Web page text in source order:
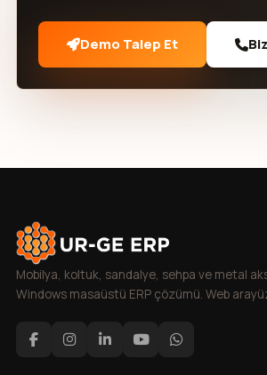
Demo Talep Et
Mobilya, koltuk, sandalye, sehpa ve metal
Windows masaüstü ERP çözümü. Web